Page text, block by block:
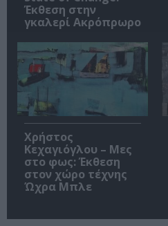
Έκθεση στην
γκαλερί Ακρόπρωρο
Χρήστος
Κεχαγιόγλου – Μες
στο φως: Έκθεση
στον χώρο τέχνης
Ώχρα Μπλε